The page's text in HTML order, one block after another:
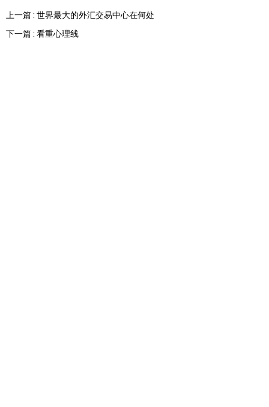
上一篇 : 世界最大的外汇交易中心在何处
下一篇 : 看重心理线